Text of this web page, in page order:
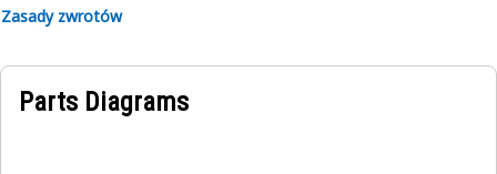
Zasady zwrotów
Parts Diagrams